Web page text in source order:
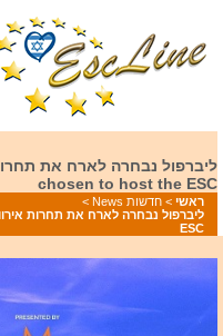
chosen to host the ESC
ראשי > חדשות News
>
ESC